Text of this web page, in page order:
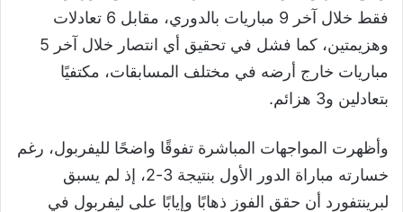
فقط خلال آخر 9 مباريات بالدوري، مقابل 6 تعادلات
وهزيمتين، كما فشل في تحقيق أي انتصار خلال آخر 5
مباريات خارج أرضه في مختلف المسابقات، مكتفيًا
بتعادلين و3 هزائم.
وأظهرت المواجهات المباشرة تفوقًا واضحًا لليفربول، رغم
خسارته مباراة الدور الأول بنتيجة 3-2، إذ لم يسبق
لبرينتفورد أن حقق الفوز ذهابًا وإيابًا على ليفربول في